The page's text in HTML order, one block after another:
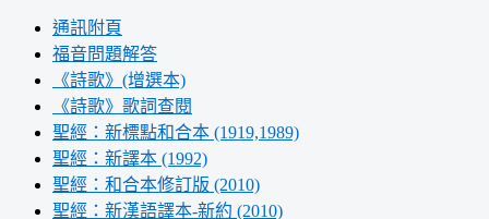
通訊附頁
福音問題解答
《詩歌》(增選本)
《詩歌》歌詞查閱
聖經：新標點和合本 (1919,1989)
聖經：新譯本 (1992)
聖經：和合本修訂版 (2010)
聖經：新漢語譯本-新約 (2010)